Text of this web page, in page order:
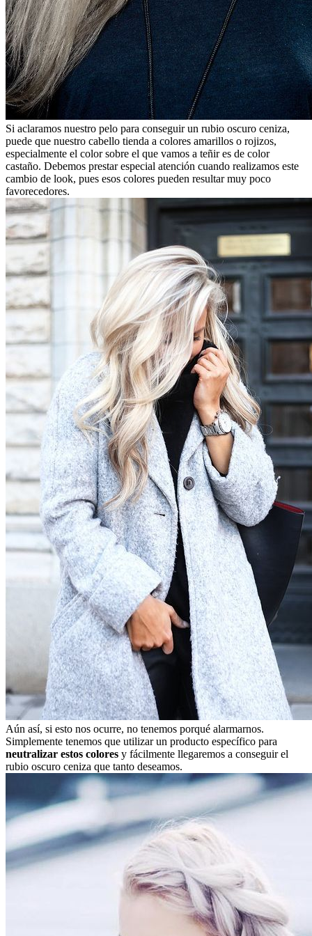
Si aclaramos nuestro pelo para conseguir un rubio oscuro ceniza,
puede que nuestro cabello tienda a colores amarillos o rojizos,
especialmente el color sobre el que vamos a teñir es de color
castaño. Debemos prestar especial atención cuando realizamos este
cambio de look, pues esos colores pueden resultar muy poco
favorecedores.
Aún así, si esto nos ocurre, no tenemos porqué alarmarnos.
Simplemente tenemos que utilizar un producto específico para
neutralizar estos colores y fácilmente llegaremos a conseguir el
rubio oscuro ceniza que tanto deseamos.